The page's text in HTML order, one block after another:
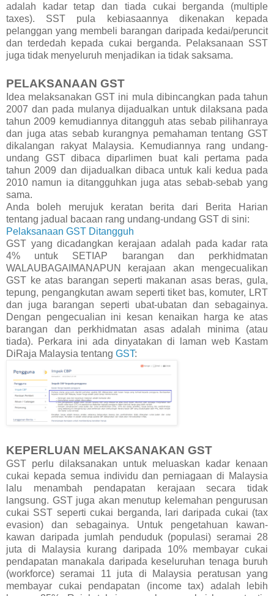
adalah kadar tetap dan tiada cukai berganda (multiple
taxes). SST pula kebiasaannya dikenakan kepada
pelanggan yang membeli barangan daripada kedai/peruncit
dan terdedah kepada cukai berganda. Pelaksanaan SST
juga tidak menyeluruh menjadikan ia tidak saksama.
PELAKSANAAN GST
Idea melaksanakan GST ini mula dibincangkan pada tahun
2007 dan pada mulanya dijadualkan untuk dilaksana pada
tahun 2009 kemudiannya ditangguh atas sebab pilihanraya
dan juga atas sebab kurangnya pemahaman tentang GST
dikalangan rakyat Malaysia. Kemudiannya rang undang-
undang GST dibaca diparlimen buat kali pertama pada
tahun 2009 dan dijadualkan dibaca untuk kali kedua pada
2010 namun ia ditangguhkan juga atas sebab-sebab yang
sama.
Anda boleh merujuk keratan berita dari Berita Harian
tentang jadual bacaan rang undang-undang GST di sini:
Pelaksanaan GST Ditangguh
GST yang dicadangkan kerajaan adalah pada kadar rata
4% untuk SETIAP barangan dan perkhidmatan
WALAUBAGAIMANAPUN kerajaan akan mengecualikan
GST ke atas barangan seperti makanan asas beras, gula,
tepung, pengangkutan awam seperti tiket bas, komuter, LRT
dan juga barangan seperti ubat-ubatan dan sebagainya.
Dengan pengecualian ini kesan kenaikan harga ke atas
barangan dan perkhidmatan asas adalah minima (atau
tiada). Perkara ini ada dinyatakan di laman web Kastam
DiRaja Malaysia tentang GST:
KEPERLUAN MELAKSANAKAN GST
GST perlu dilaksanakan untuk meluaskan kadar kenaan
cukai kepada semua individu dan perniagaan di Malaysia
lalu menambah pendapatan kerajaan secara tidak
langsung. GST juga akan menutup kelemahan pengurusan
cukai SST seperti cukai berganda, lari daripada cukai (tax
evasion) dan sebagainya. Untuk pengetahuan kawan-
kawan daripada jumlah penduduk (populasi) seramai 28
juta di Malaysia kurang daripada 10% membayar cukai
pendapatan manakala daripada keseluruhan tenaga buruh
(workforce) seramai 11 juta di Malaysia peratusan yang
membayar cukai pendapatan (income tax) adalah lebih